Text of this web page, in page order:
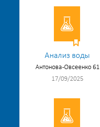
Анализ воды
Антонова-Овсеенко 61
17/09/2025